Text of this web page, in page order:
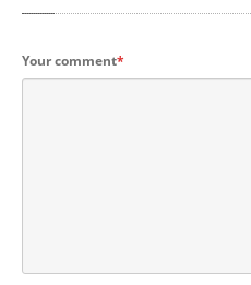
Your comment*